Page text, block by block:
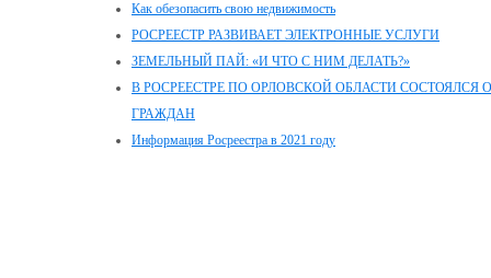
Как обезопасить свою недвижимость
РОСРЕЕСТР РАЗВИВАЕТ ЭЛЕКТРОННЫЕ УСЛУГИ
ЗЕМЕЛЬНЫЙ ПАЙ: «И ЧТО С НИМ ДЕЛАТЬ?»
В РОСРЕЕСТРЕ ПО ОРЛОВСКОЙ ОБЛАСТИ
ГРАЖДАН
Информация Росреестра в 2021 году